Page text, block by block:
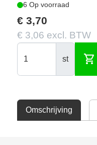
6 Op voorraad
€ 3,70
€ 3,06 excl. BTW
st shopping_cart
Omschrijving